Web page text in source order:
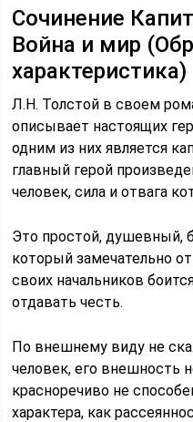
Сочинение
Война и мир
характеристика)
Л.Н. Толстой в своем
описывает настоящих
одним из них является
главный герой
человек, сила и отвага
Это простой, душевный,
который замечательно
своих начальников
отдавать честь.
По внешнему виду не
человек, его внешность
красноречиво не
характера, как